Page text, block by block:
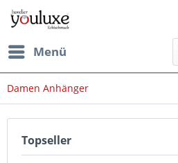
Menü
Damen Anhänger
Topseller